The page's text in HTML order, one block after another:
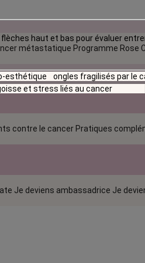
métastatique Programme Rose
contre le cancer Pratiques
Je deviens ambassadrice Je
haut et bas pour évaluer
esthétique ongles fragilisés par le
et stress liés au cancer